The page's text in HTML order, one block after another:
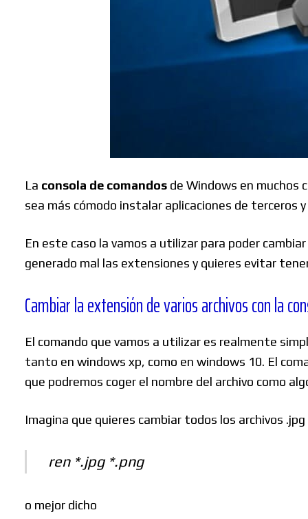
Buscar:
La consola de comandos de Windows en muchos
sea más cómodo instalar aplicaciones de terceros
En este caso la vamos a utilizar para poder
generado mal las extensiones y quieres evitar
Cambiar la extensión de varios archivos con la
El comando que vamos a utilizar es realmente
tanto en windows xp, como en windows 10. El
que podremos coger el nombre del archivo como
Imagina que quieres cambiar todos los archivos
ren *.jpg *.png
o mejor dicho